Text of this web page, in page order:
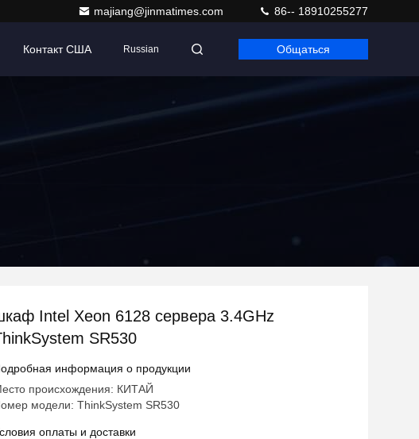
majiang@jinmatimes.com 86-- 18910255277
Контакт США Russian Общаться
Intel Xeon 6128 сервера 3.4GHz
SR530
информация о продукции
происхождения: КИТАЙ
модели: ThinkSystem SR530
оплаты и доставки